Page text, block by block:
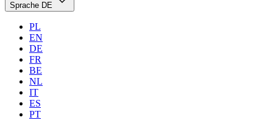
Sprache DE
PL
EN
DE
FR
BE
NL
IT
ES
PT